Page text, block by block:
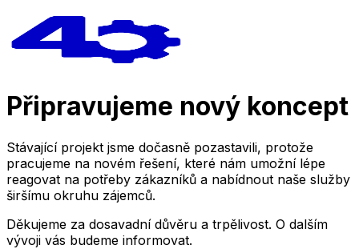
Připravujeme nový koncept
Stávající projekt jsme dočasně pozastavili, protože
pracujeme na novém řešení, které nám umožní lépe
reagovat na potřeby zákazníků a nabídnout naše služby
širšímu okruhu zájemců.
Děkujeme za dosavadní důvěru a trpělivost. O dalším
vývoji vás budeme informovat.